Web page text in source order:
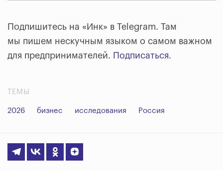
Подпишитесь на «Инк» в Telegram. Там
мы пишем нескучным языком о самом важном
для предпринимателей. Подписаться.
ТЕМЫ
2026 бизнес исследования Россия